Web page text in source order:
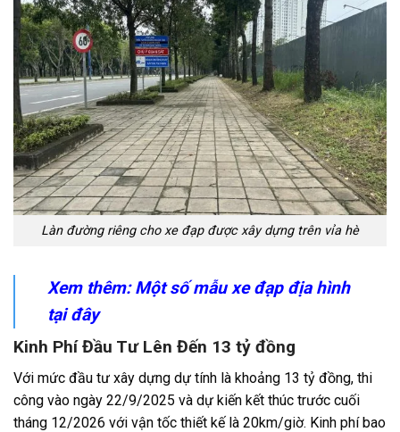
Làn đường riêng cho xe đạp được xây dựng trên vỉa hè
Xem thêm: Một số mẫuxe đạp địa hình
tại đây
Kinh Phí Đầu Tư Lên Đến 13 tỷ đồng
Với mức đầu tư xây dựng dự tính là khoảng 13 tỷ đồng, thi
công vào ngày 22/9/2025 và dự kiến kết thúc trước cuối
tháng 12/2026 với vận tốc thiết kế là 20km/giờ. Kinh phí bao